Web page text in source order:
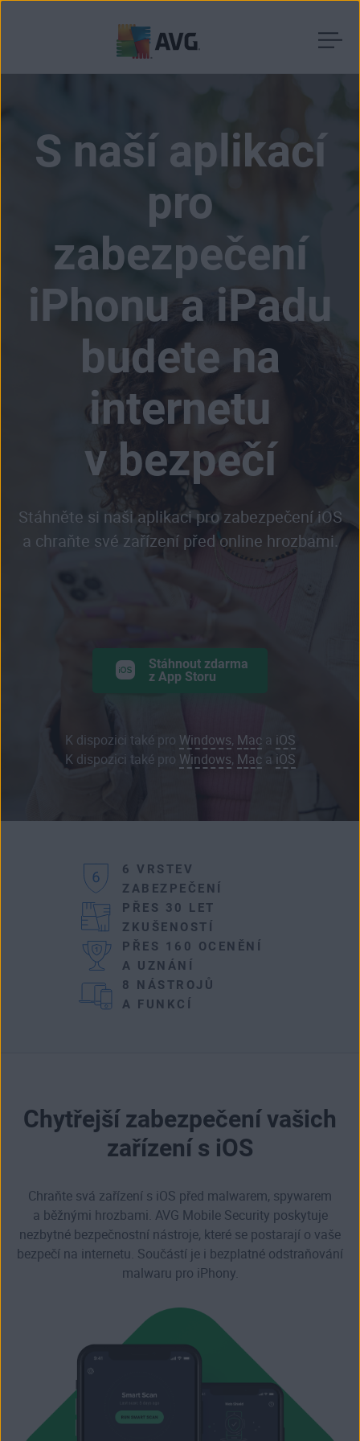
S naší aplikací
pro
zabezpečení
iPhonu a iPadu
budete na
internetu
v bezpečí
Stáhněte si naši aplikaci pro zabezpečení iOS
a chraňte své zařízení před online hrozbami.
Stáhnout zdarma
z App Storu
K dispozici také pro Windows, Maca iOS
K dispozici také pro Windows, Maca iOS
6 VRSTEV
ZABEZPEČENÍ
PŘES 30 LET
ZKUŠENOSTÍ
PŘES 160 OCENĚNÍ
A UZNÁNÍ
8 NÁSTROJŮ
A FUNKCÍ
Chytřejší zabezpečení vašich
zařízení s iOS
Chraňte svá zařízení s iOS před malwarem, spywarem
a běžnými hrozbami. AVG Mobile Security poskytuje
nezbytné bezpečnostní nástroje, které se postarají o vaše
bezpečí na internetu. Součástí je i bezplatné odstraňování
malwaru pro iPhony.